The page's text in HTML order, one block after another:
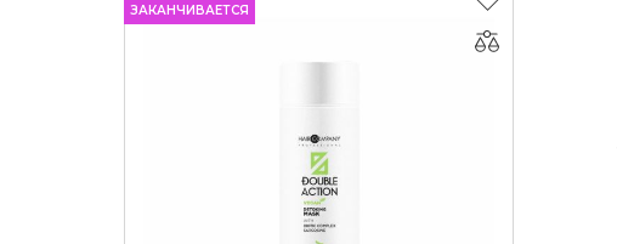
ЗАКАНЧИВАЕТСЯ